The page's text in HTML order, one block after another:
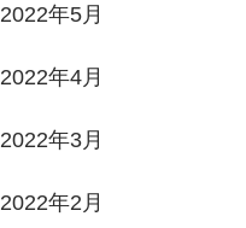
2022年5月
2022年4月
2022年3月
2022年2月